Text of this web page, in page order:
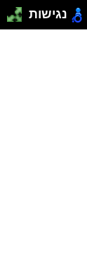
נגישות